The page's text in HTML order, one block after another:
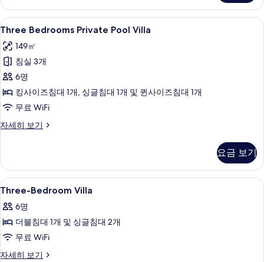
두
보
기
Villa
자
세
보
기
Three
Bedrooms
Private
Pool
Villa
사
진
모
기
Three Bedrooms Private Pool Villa |
7
Three Bedrooms Private Pool Villa
149㎡
침실 3개
6명
킹사이즈침대 1개, 싱글침대 1개 및 퀸사이즈침대 1개
무료 WiFi
자세히 보기
Three
Villa
자
세
보
기
요금 보기
Three-
Bedroom
Villa
사
진
모
고급 침구, 오리/거위털 이불, 객실 내
8
Three-Bedroom Villa
6명
더블침대 1개 및 싱글침대 2개
무료 WiFi
자세히 보기
Three-